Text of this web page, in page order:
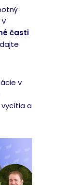
časti
v
vycítia a